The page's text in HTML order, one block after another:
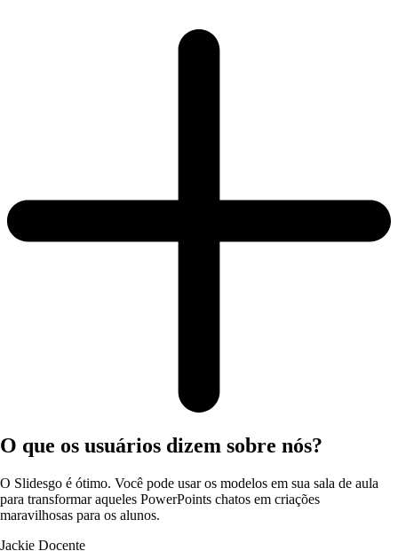
O que os usuários dizem sobre nós?
O Slidesgo é ótimo. Você pode usar os modelos em sua sala de aula
para transformar aqueles PowerPoints chatos em criações
maravilhosas para os alunos.
Jackie Docente